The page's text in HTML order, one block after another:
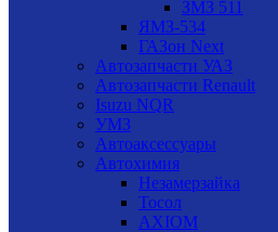
ЗМЗ 511
ЯМЗ-534
ГАЗон Next
Автозапчасти УАЗ
Автозапчасти Renault
Isuzu NQR
УМЗ
Автоаксессуары
Автохимия
Незамерзайка
Тосол
AXIOM